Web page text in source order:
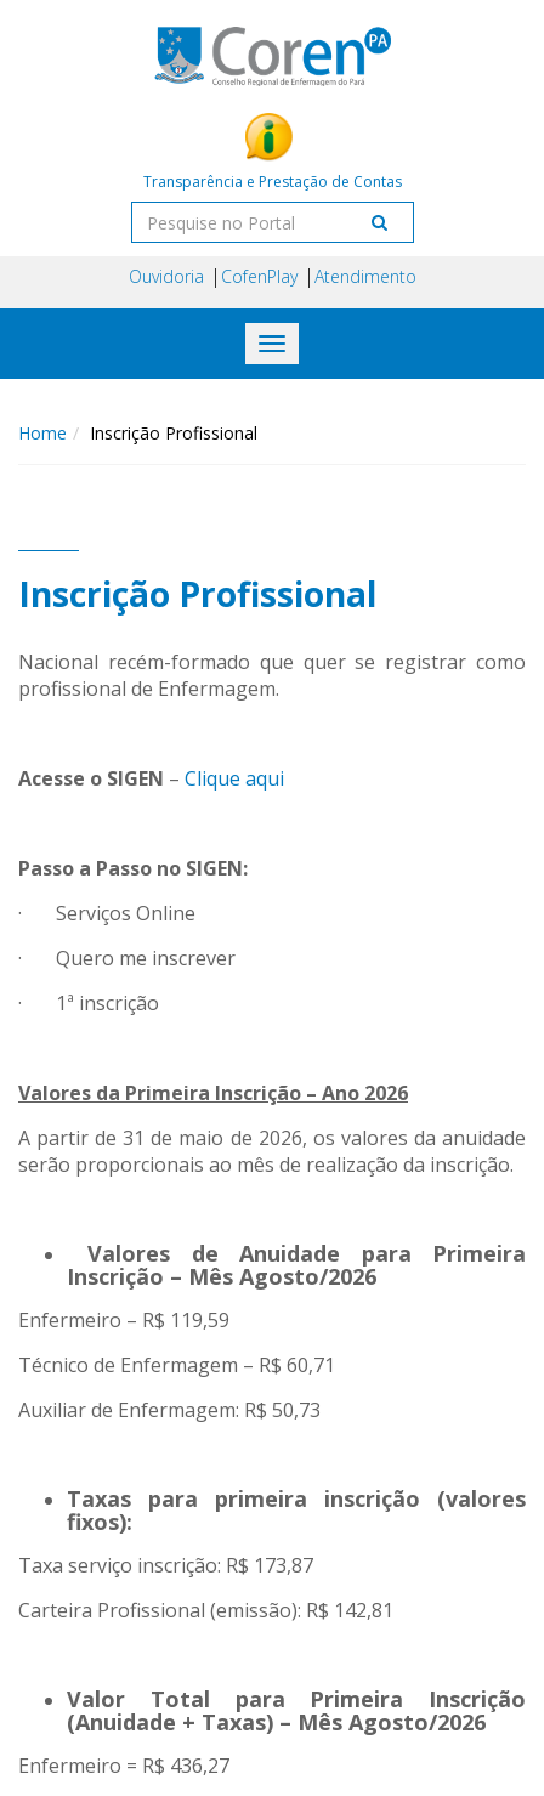
Transparência e Prestação de Contas
Ouvidoria CofenPlay Atendimento
Toggle
navigation
Home Inscrição Profissional
Inscrição Profissional
Nacional recém-formado que quer se registrar como
profissional de Enfermagem.
Acesse o SIGEN – Clique aqui
Passo a Passo no SIGEN:
· Serviços Online
· Quero me inscrever
· 1ª inscrição
Valores da Primeira Inscrição – Ano 2026
A partir de 31 de maio de 2026, os valores da anuidade
serão proporcionais ao mês de realização da inscrição.
Valores de Anuidade para Primeira
Inscrição – Mês Agosto/2026
Enfermeiro – R$ 119,59
Técnico de Enfermagem – R$ 60,71
Auxiliar de Enfermagem: R$ 50,73
Taxas para primeira inscrição (valores
fixos):
Taxa serviço inscrição: R$ 173,87
Carteira Profissional (emissão): R$ 142,81
Valor Total para Primeira Inscrição
(Anuidade + Taxas) – Mês Agosto/2026
Enfermeiro = R$ 436,27